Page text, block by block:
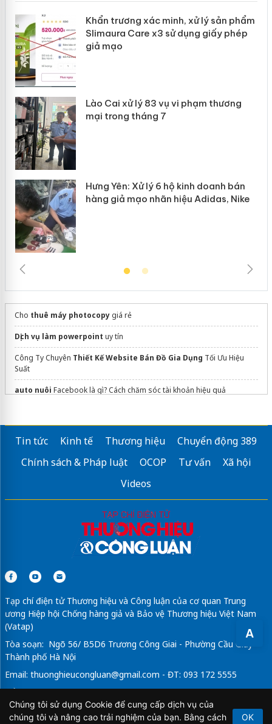
A
Khẩn trương xác minh, xử lý sản phẩm
Slimaura Care x3 sử dụng giấy phép
giả mạo
Lào Cai xử lý 83 vụ vi phạm thương
mại trong tháng 7
Hưng Yên: Xử lý 6 hộ kinh doanh bán
hàng giả mạo nhãn hiệu Adidas, Nike
Cho thuê máy photocopygiá rẻ
Dịch vụ làm powerpoint uy tín
Công Ty Chuyên Thiết Kế Website Bán Đồ Gia Dụng Tối Ưu Hiệu
Suất
auto nuôi Facebook là gì? Cách chăm sóc tài khoản hiệu quả
In tem nhãn giá rẻtại Nhanmac3a
Tin tức Kinh tế Thương hiệu
Chuyển động 389
Chính sách & Pháp luật
OCOP Tư vấn
Xã hội
Videos
Tạp chí điện tử Thương hiệu và Công luận của cơ quan Trung
ương Hiệp hội Chống hàng giả và Bảo vệ Thương hiệu Việt Nam
(Vatap)
Tòa soạn: Ngõ 56/ B5D6 Trương Công Giai - Phường Cầu Giấy -
Thành phố Hà Nội
Email: thuonghieucongluan@gmail.com - ĐT: 093 172 5555
Tổng Biên Tập: Vũ Đức Thuận
Giấy phép hoạt động báo chí điện tử số 64/GP-BTTTT do Bộ
Chúng tôi sử dụng Cookie để cung cấp dịch vụ của
chúng tôi và nâng cao trải nghiệm của bạn. Bằng cách
OK